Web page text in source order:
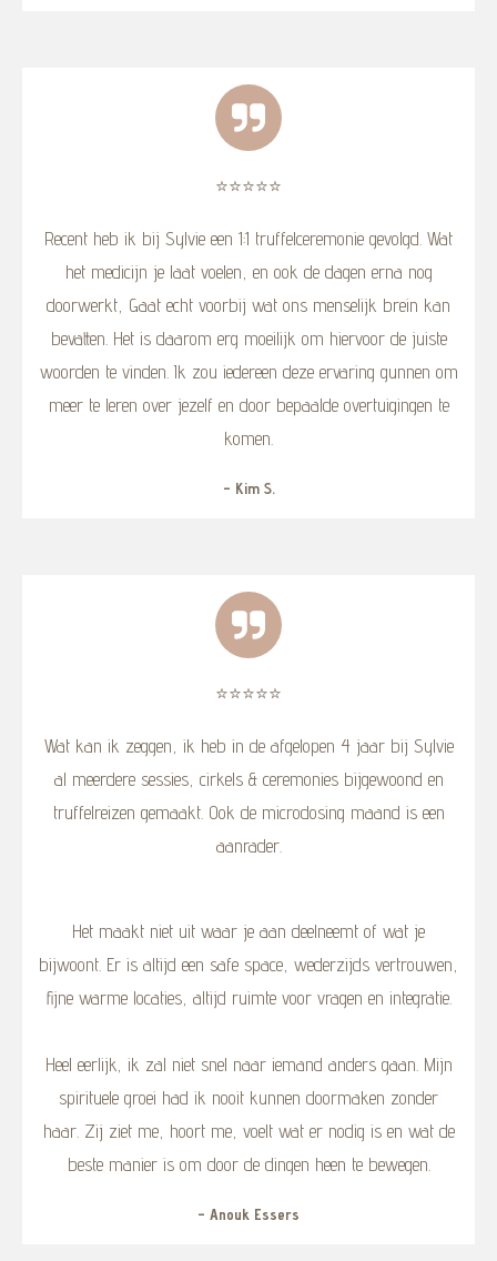
⭐️⭐️⭐️⭐️⭐️
Recent heb ik bij Sylvie een 1:1 truffelceremonie gevolgd. Wat
het medicijn je laat voelen, en ook de dagen erna nog
doorwerkt, Gaat echt voorbij wat ons menselijk brein kan
bevatten. Het is daarom erg moeilijk om hiervoor de juiste
woorden te vinden. Ik zou iedereen deze ervaring gunnen om
meer te leren over jezelf en door bepaalde overtuigingen te
komen.
- Kim S.
⭐️⭐️⭐️⭐️⭐️
Wat kan ik zeggen, ik heb in de afgelopen 4 jaar bij Sylvie
al meerdere sessies, cirkels & ceremonies bijgewoond en
truffelreizen gemaakt. Ook de microdosing maand is een
aanrader.
Het maakt niet uit waar je aan deelneemt of wat je
bijwoont. Er is altijd een safe space, wederzijds vertrouwen,
fijne warme locaties, altijd ruimte voor vragen en integratie.
Heel eerlijk, ik zal niet snel naar iemand anders gaan. Mijn
spirituele groei had ik nooit kunnen doormaken zonder
haar. Zij ziet me, hoort me, voelt wat er nodig is en wat de
beste manier is om door de dingen heen te bewegen.
- Anouk Essers